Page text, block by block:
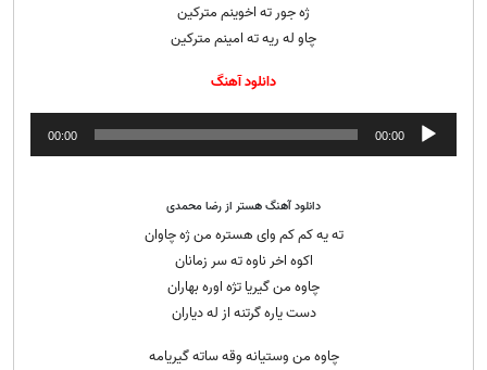
ژه جور ته اخوینم مترکین
چاو له ریه ته امینم مترکین
دانلود آهنگ
پخش‌کننده
صوت
00:00
00:00
دانلود آهنگ هستر از رضا محمدی
ته یه کم کم وای هستره من ژه چاوان
اکوه اخر ناوه ته سر زمانان
چاوه من گیریا تژه اوره بهاران
دست یاره گرتنه از له دیاران
چاوه من وستیانه وقه ساته گیریامه